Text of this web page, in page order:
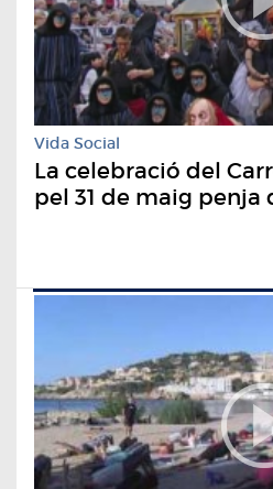
Vida Social
La celebració del
pel 31 de maig penja